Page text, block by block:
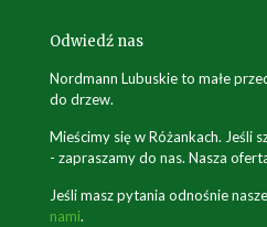
Odwiedź nas
Nordmann Lubuskie to małe
do drzew.
Mieścimy się w Różankach. Jeśli
- zapraszamy do nas. Nasza
Jeśli masz pytania odnośnie
nami.